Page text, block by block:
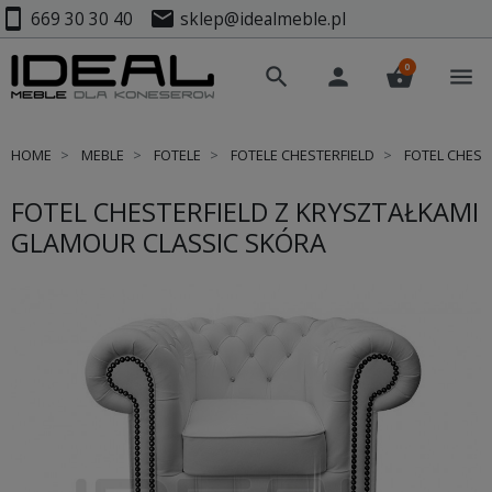
smartphone 669 30 30 40 mail sklep@idealmeble.pl
search person shopping_basket
0 menu
HOME MEBLE FOTELE FOTELE CHESTERFIELD FOTEL
FOTEL CHESTERFIELD Z KRYSZTAŁKAMI
GLAMOUR CLASSIC SKÓRA